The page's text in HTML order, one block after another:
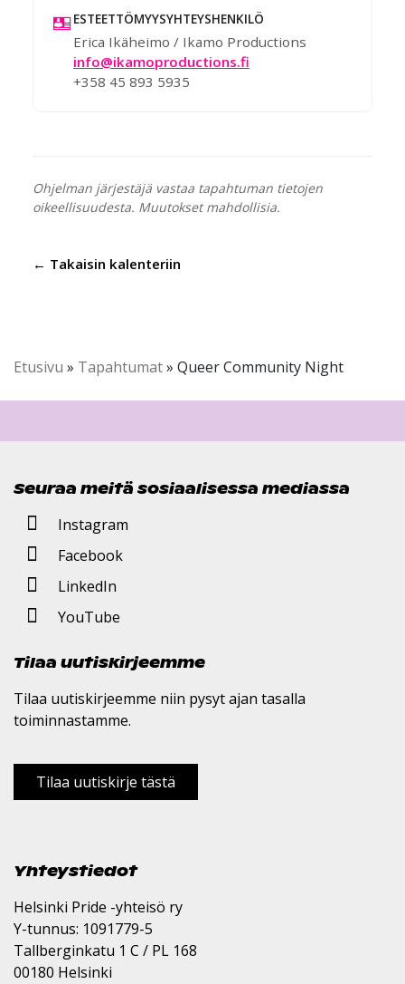
ESTEETTÖMYYSYHTEYSHENKILÖ
Erica Ikäheimo / Ikamo Productions
info@ikamoproductions.fi
+358 45 893 5935
Ohjelman järjestäjä vastaa tapahtuman tietojen
oikeellisuudesta. Muutokset mahdollisia.
← Takaisin kalenteriin
Etusivu » Tapahtumat» Queer Community Night
Seuraa meitä sosiaalisessa mediassa
Instagram
Facebook
LinkedIn
YouTube
Tilaa uutiskirjeemme
Tilaa uutiskirjeemme niin pysyt ajan tasalla
toiminnastamme.
Tilaa uutiskirje tästä
Yhteystiedot
Helsinki Pride -yhteisö ry
Y-tunnus: 1091779-5
Tallberginkatu 1 C / PL 168
00180 Helsinki